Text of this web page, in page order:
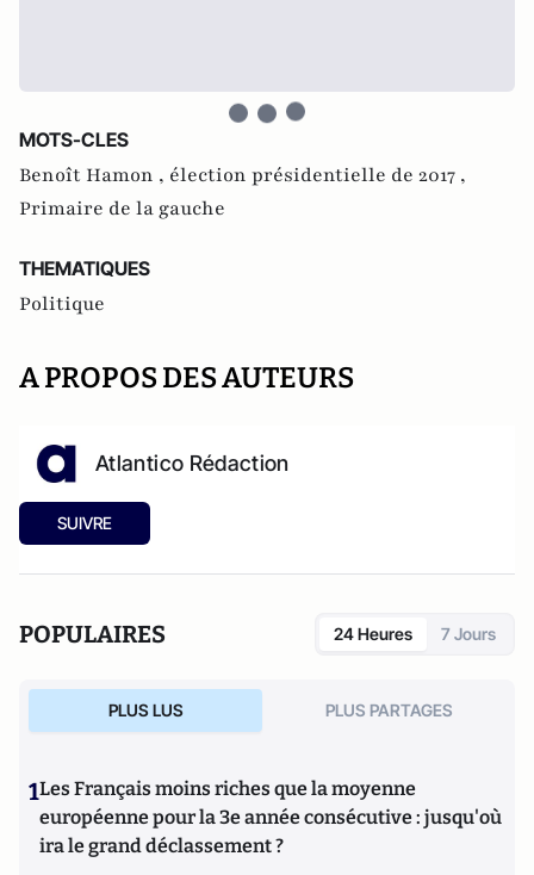
MOTS-CLES
Benoît Hamon , élection présidentielle de 2017 ,
Primaire de la gauche
THEMATIQUES
Politique
A PROPOS DES AUTEURS
Atlantico Rédaction
SUIVRE
POPULAIRES 24 Heures 7 Jours
PLUS LUS PLUS PARTAGES
1Les Français moins riches que la moyenne
européenne pour la 3e année consécutive : jusqu'où
ira le grand déclassement ?